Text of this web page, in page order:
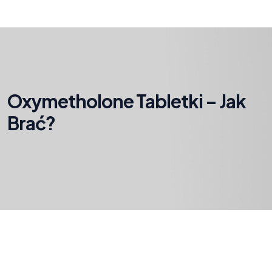
Oxymetholone Tabletki – Jak
Brać?